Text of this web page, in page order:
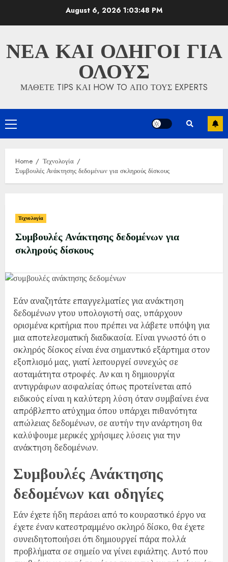
August 6, 2026 1:03:49 PM
ΝΕΑ ΚΑΙ ΟΔΗΓΟΙ ΓΙΑ
ΟΛΟΥΣ
ΜΑΘΕΤΕ TIPS ΚΑΙ HOW TO ΑΠΟ ΤΟΥΣ EXPERTS
Primary
Home
Τεχνολογία
Συμβουλές Ανάκτησης δεδομένων για σκληρούς δίσκους
Τεχνολογία
Συμβουλές Ανάκτησης δεδομένων για
σκληρούς δίσκους
Εάν αναζητάτε επαγγελματίες για ανάκτηση
δεδομένων γτου υπολογιστή σας, υπάρχουν
ορισμένα κριτήρια που πρέπει να λάβετε υπόψη για
μια αποτελεσματική διαδικασία. Είναι γνωστό ότι ο
σκληρός δίσκος είναι ένα σημαντικό εξάρτημα στον
εξοπλισμό μας, γιατί λειτουργεί συνεχώς σε
ασταμάτητα στροφές. Αν και η δημιουργία
αντιγράφων ασφαλείας όπως προτείνεται από
ειδικούς είναι η καλύτερη λύση όταν συμβαίνει ένα
απρόβλεπτο ατύχημα όπου υπάρχει πιθανότητα
απώλειας δεδομένων, σε αυτήν την ανάρτηση θα
καλύψουμε μερικές χρήσιμες λύσεις για την
ανάκτηση δεδομένων.
Συμβουλές Ανάκτησης
δεδομένων και οδηγίες
Εάν έχετε ήδη περάσει από το κουραστικό έργο να
έχετε έναν κατεστραμμένο σκληρό δίσκο, θα έχετε
συνειδητοποιήσει ότι δημιουργεί πάρα πολλά
προβλήματα σε σημείο να γίνει εφιάλτης. Αυτό που